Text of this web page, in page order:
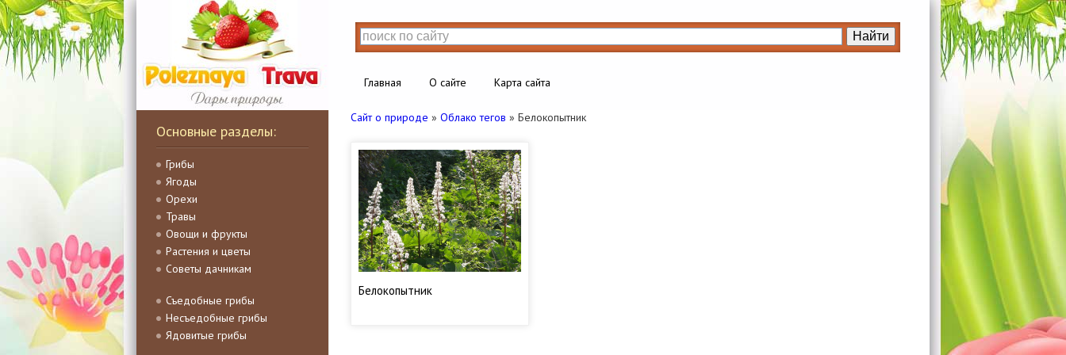
Главная О сайте Карта сайта
Основные разделы:
Грибы
Ягоды
Орехи
Травы
Овощи и фрукты
Растения и цветы
Советы дачникам
Съедобные грибы
Несъедобные грибы
Ядовитые грибы
Сайт о природе » Облако тегов » Белокопытник
Белокопытник